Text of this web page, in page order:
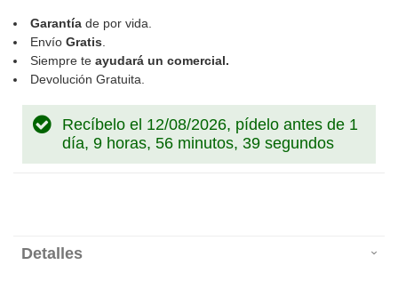
Garantía de por vida.
Envío Gratis.
Siempre te ayudará un comercial.
Devolución Gratuita.
Recíbelo el 12/08/2026, pídelo antes de 1
día, 9 horas, 56 minutos, 38 segundos
Detalles